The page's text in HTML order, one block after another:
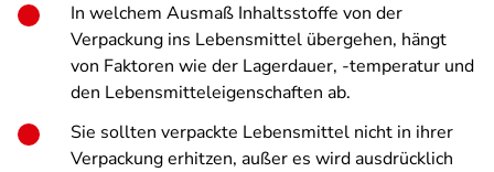
In welchem Ausmaß Inhaltsstoffe von der
Verpackung ins Lebensmittel übergehen, hängt
von Faktoren wie der Lagerdauer, -temperatur und
den Lebensmitteleigenschaften ab.
Sie sollten verpackte Lebensmittel nicht in ihrer
Verpackung erhitzen, außer es wird ausdrücklich